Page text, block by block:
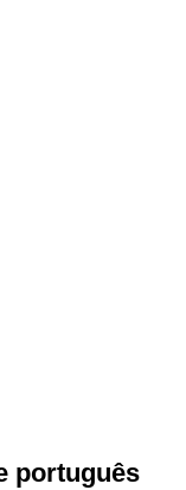
português